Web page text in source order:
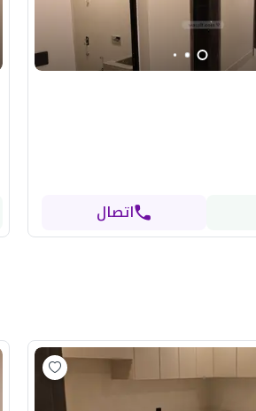
اتصال